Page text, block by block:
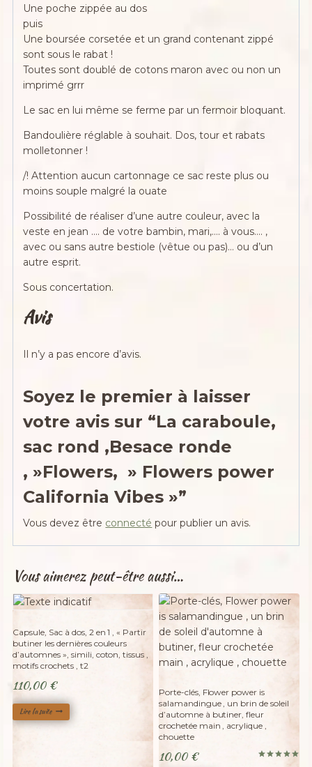
Une poche zippée au dos
puis
Une boursée corsetée et un grand contenant zippé
sont sous le rabat !
Toutes sont doublé de cotons maron avec ou non un
imprimé grrr
Le sac en lui même se ferme par un fermoir bloquant.
Bandoulière réglable à souhait. Dos, tour et rabats
molletonner !
/! Attention aucun cartonnage ce sac reste plus ou
moins souple malgré la ouate
Possibilité de réaliser d’une autre couleur, avec la
veste en jean …. de votre bambin, mari,…. à vous…. ,
avec ou sans autre bestiole (vêtue ou pas)… ou d’un
autre esprit.
Sous concertation.
Avis
Il n’y a pas encore d’avis.
Soyez le premier à laisser
votre avis sur “La caraboule,
sac rond ,Besace ronde
, »Flowers, » Flowers power
California Vibes »”
Vous devez être connecté pour publier un avis.
Vous aimerez peut-être aussi…
Adopté
Capsule, Sac à dos, 2 en 1 , « Partir
butiner les dernières couleurs
d’automnes », simili, coton, tissus ,
motifs crochets , t2
110,00 €
Lire la suite
Adopté
Porte-clés, Flower power is
salamandingue , un brin de soleil
d’automne à butiner, fleur
crochetée main , acrylique ,
chouette
10,00 €